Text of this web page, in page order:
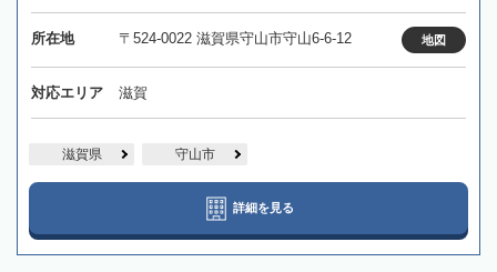
所在地 〒524-0022 滋賀県守山市守山6-6-12 地図
対応エリア 滋賀
滋賀県 守山市
詳細を見る